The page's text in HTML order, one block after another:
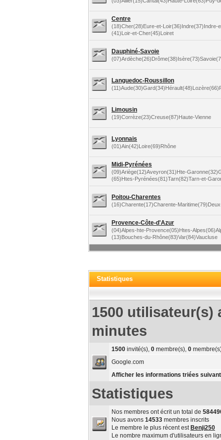
Centre
(18)Cher(28)Eure-et-Loir(36)Indre(37)Indre-
(41)Loir-et-Cher(45)Loiret
Dauphiné-Savoie
Languedoc-Roussillon
Limousin
(19)Corrèze(23)Creuse(87)Haute-Vienne
Lyonnais
(01)Ain(42)Loire(69)Rhône
Midi-Pyrénées
(09)Ariège(12)Aveyron(31)Hte-
(65)Htes-Pyrénées(81)Tarn(82)Tarn-et-
Poitou-Charentes
(16)Charente(17)Charente-
Provence-Côte-d'Azur
(04)Alpes-hte-Provence(05)Htes-
(13)Bouches-du-Rhône(83)Var(84)Vaucluse
Statistiques
1500 utilisateur(s)
minutes
1500invité(s), 0membre(s), 0
Google.com
Afficher les informations triées
Statistiques
Nos membres ont écrit un total de
Nous avons 14533membres inscrits
Le membre le plus récent est Benji250
Le nombre maximum d'utilisateurs en